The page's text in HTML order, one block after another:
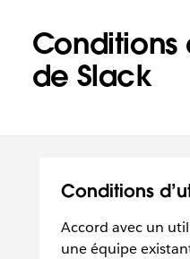
Conditions
de Slack
Conditions
Accord avec un
une équipe